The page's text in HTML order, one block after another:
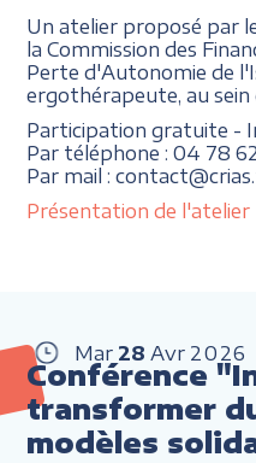
Un atelier proposé par
la Commission des
Perte d'Autonomie de
ergothérapeute, au sein
Participation gratuite -
Par téléphone : 04 78
Par mail :
Présentation de l'atelier
Mar 28 Avr 2026
Conférence
transformer
modèles